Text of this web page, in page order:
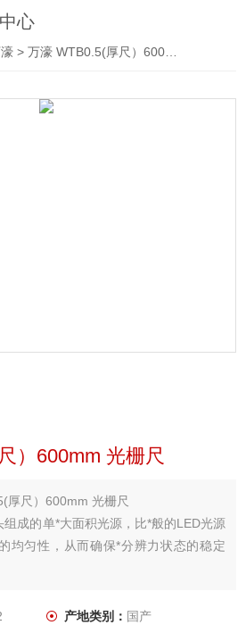
心
> 万濠 WTB0.5(厚尺）600mm 光栅尺
）600mm 光栅尺
厚尺）600mm 光栅尺
成的单*大面积光源，比*般的LED光源
均匀性，从而确保*分辨力状态的稳定
幅提升，减少后期的维修成本
产地类别： 国产